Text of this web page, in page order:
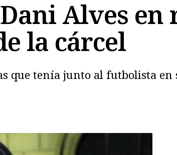
Alves en
la cárcel
que tenía junto al futbolista en